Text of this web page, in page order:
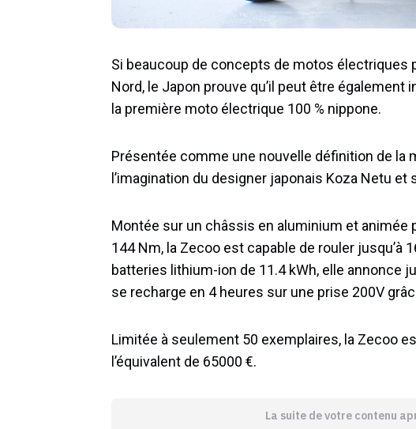
Si beaucoup de concepts de motos électriques
Nord, le Japon prouve qu’il peut être également
la première moto électrique 100 % nippone.
Présentée comme une nouvelle définition de la
l’imagination du designer japonais Koza Netu
Montée sur un châssis en aluminium et animée
144 Nm, la Zecoo est capable de rouler jusqu’à
batteries lithium-ion de 11.4 kWh, elle annonce
se recharge en 4 heures sur une prise 200V
Limitée à seulement 50 exemplaires, la Zecoo
l’équivalent de 65000 €.
La suite de votre contenu